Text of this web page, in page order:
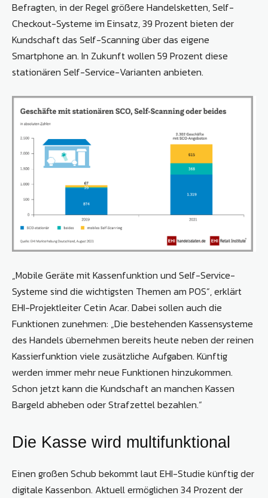
Befragten, in der Regel größere Handelsketten, Self-
Checkout-Systeme im Einsatz, 39 Prozent bieten der
Kundschaft das Self-Scanning über das eigene
Smartphone an. In Zukunft wollen 59 Prozent diese
stationären Self-Service-Varianten anbieten.
„Mobile Geräte mit Kassenfunktion und Self-Service-
Systeme sind die wichtigsten Themen am POS“, erklärt
EHI-Projektleiter Cetin Acar. Dabei sollen auch die
Funktionen zunehmen: „Die bestehenden Kassensysteme
des Handels übernehmen bereits heute neben der reinen
Kassierfunktion viele zusätzliche Aufgaben. Künftig
werden immer mehr neue Funktionen hinzukommen.
Schon jetzt kann die Kundschaft an manchen Kassen
Bargeld abheben oder Strafzettel bezahlen.“
Die Kasse wird multifunktional
Einen großen Schub bekommt laut EHI-Studie künftig der
digitale Kassenbon. Aktuell ermöglichen 34 Prozent der